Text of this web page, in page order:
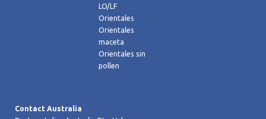
LO/LF
Orientales
Orientales
maceta
Orientales sin
pollen
Contact Australia